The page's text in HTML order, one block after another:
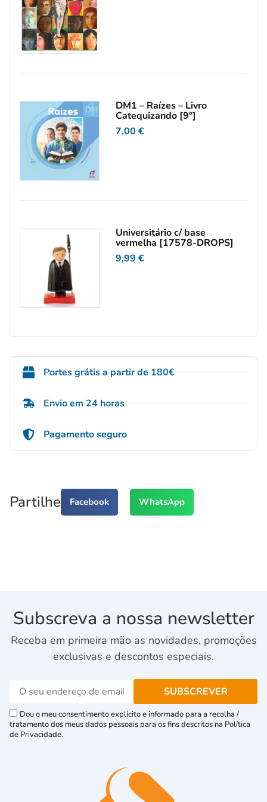
DM1 – Raízes – Livro
Catequizando [9º]
7,00 €
Universitário c/ base
vermelha [17578-DROPS]
9,99 €
Portes grátis a partir de 180€
Envio em 24 horas
Pagamento seguro
Partilhe Facebook WhatsApp
Subscreva a nossa newsletter
Receba em primeira mão as novidades, promoções
exclusivas e descontos especiais.
Dou o meu consentimento explícito e informado para a recolha /
tratamento dos meus dados pessoais para os fins descritos na Política
de Privacidade.